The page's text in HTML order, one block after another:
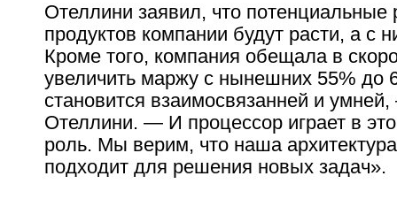
Отеллини заявил, что потенциальные
продуктов компании будут расти, а с
Кроме того, компания обещала в
увеличить маржу с нынешних 55% до
становится взаимосвязанней и
Отеллини. — И процессор играет в
роль. Мы верим, что наша
подходит для решения новых задач».